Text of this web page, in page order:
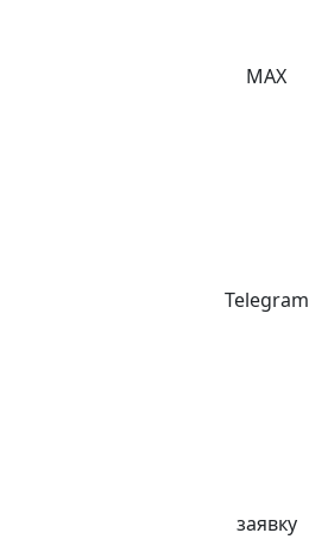
MAX
Telegram
заявку